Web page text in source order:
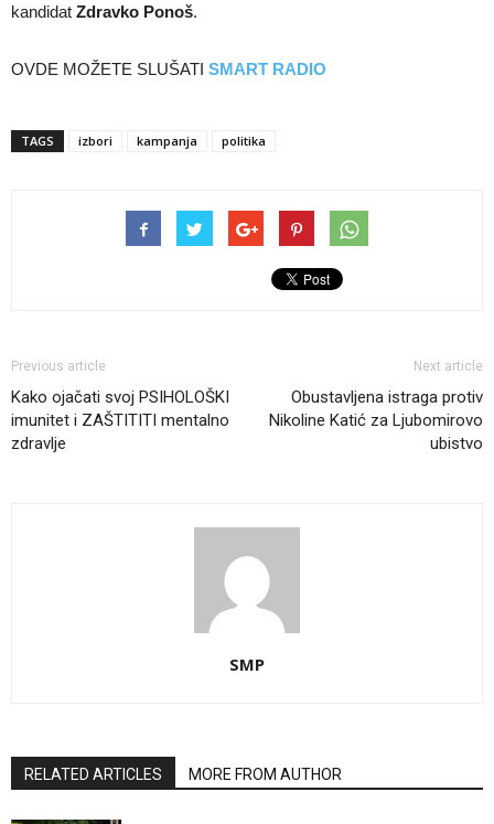
kandidat Zdravko Ponoš.
OVDE MOŽETE SLUŠATI SMART RADIO
TAGS izbori kampanja politika
Previous article
Kako ojačati svoj PSIHOLOŠKI
imunitet i ZAŠTITITI mentalno
zdravlje
Next article
Obustavljena istraga protiv
Nikoline Katić za Ljubomirovo
ubistvo
SMP
RELATED ARTICLES MORE FROM AUTHOR